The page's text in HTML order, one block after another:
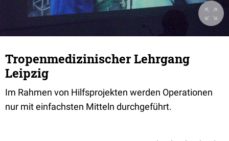
Tropenmedizinischer Lehrgang
Leipzig
Im Rahmen von Hilfsprojekten werden Operationen
nur mit einfachsten Mitteln durchgeführt.